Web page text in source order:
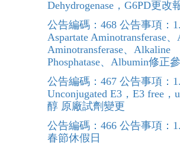
Dehydrogenase，G6PD更改
公告編碼：468 公告事項：
Aspartate Aminotransferase
Aminotransferase、Alkaline
Phosphatase、Albumin修正
公告編碼：467 公告事項：
Unconjugated E3，E3 free，
醇 原廠試劑變更
公告編碼：466 公告事項：
春節休假日